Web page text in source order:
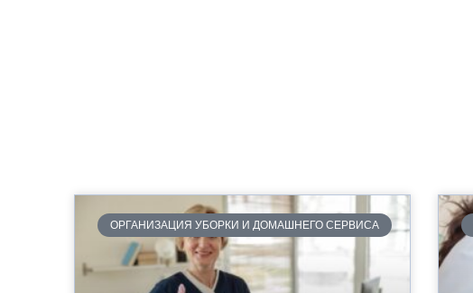
ОРГАНИЗАЦИЯ УБОРКИ И ДОМАШНЕГО СЕРВИСА